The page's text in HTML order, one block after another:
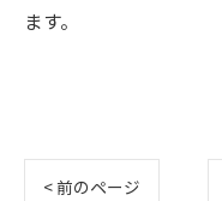
ます。
< 前のページ